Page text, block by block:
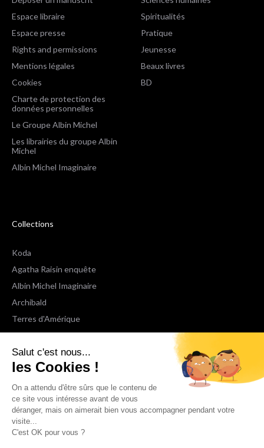
Salut c'est nous...
les Cookies !
On a attendu d'être sûrs que le contenu de
ce site vous intéresse avant de vous
déranger, mais on aimerait bien vous accompagner pendant votre
visite...
C'est OK pour vous ?
Espace libraire
Espace presse
Rights and permissions
Mentions légales
Cookies
Charte de protection des
données personnelles
Le Groupe Albin Michel
Les librairies du groupe Albin
Michel
Albin Michel Imaginaire
Spiritualités
Pratique
Jeunesse
Beaux livres
BD
Collections
Koda
Agatha Raisin enquête
Albin Michel Imaginaire
Archibald
Terres d'Amérique
Espaces Libres Poche
NOX
Wiz
Voir toutes les collections
Nous suivre